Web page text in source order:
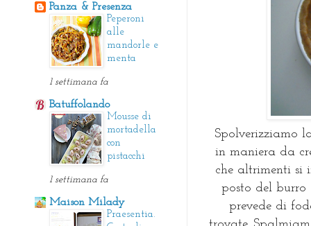
Spolverizziamo
in maniera da
che altrimenti si
posto del
prevede di
Panza & Presenza
Peperoni
alle
mandorle e
menta
1 settimana fa
Batuffolando
Mousse di
mortadella
con
pistacchi
1 settimana fa
Maison Milady
Praesentia.